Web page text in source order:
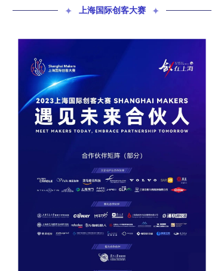
✦ 上海国际创客大赛 ✦